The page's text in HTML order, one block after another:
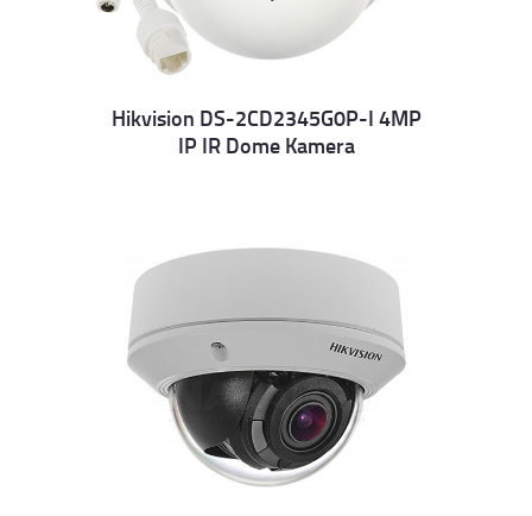
Details
Hikvision DS-2CD2345G0P-I 4MP
IP IR Dome Kamera